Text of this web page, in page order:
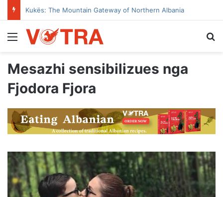
Kukës: The Mountain Gateway of Northern Albania
Menu
Mesazhi sensibilizues nga
Fjodora Fjora